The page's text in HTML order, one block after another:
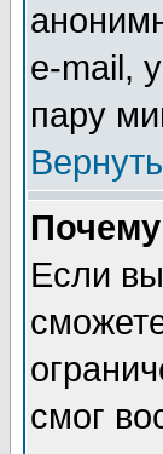
e-mail,
пару
Если
смог